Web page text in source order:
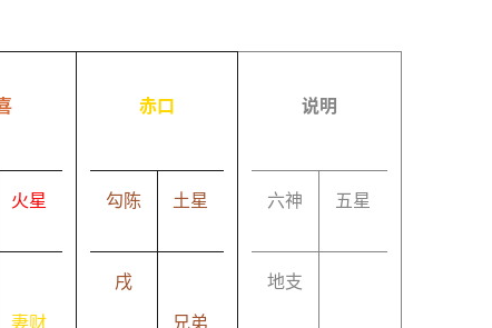
火星
妻财
赤口
勾陈 土星
戌
兄弟
说明
六神 五星
地支